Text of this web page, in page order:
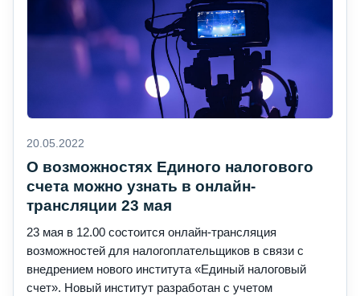
20.05.2022
О возможностях Единого налогового
счета можно узнать в онлайн-
трансляции 23 мая
23 мая в 12.00 состоится онлайн-трансляция
возможностей для налогоплательщиков в связи с
внедрением нового института «Единый налоговый
счет». Новый институт разработан с учетом